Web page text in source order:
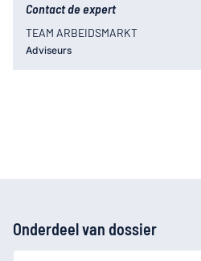
Contact de expert
TEAM ARBEIDSMARKT
Adviseurs
Onderdeel van dossier